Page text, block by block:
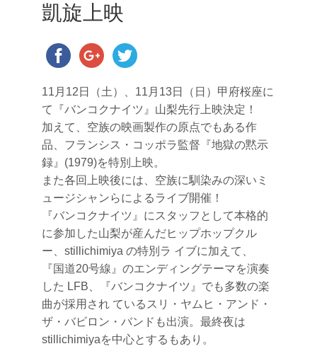
凱旋上映
11月12日（土）、11月13日（日）甲府桜座に
て『バンコクナイツ』山梨先行上映決定！
加えて、空族の映画製作の原点でもある作
品、フランシス・コッポラ監督『地獄の黙示
録』(1979)を特別上映。
また各回上映後には、空族に馴染みの深いミ
ュージシャンらによるライブ開催！
『バンコクナイツ』にスタッフとして本格的
に参加した山梨が産んだヒップホップクル
ー、stillichimiya の特別ラ イブに加えて、
『国道20号線』のエンディングテーマを演奏
した LFB、『バンコクナイツ』でも多数の楽
曲が採用され ているスリ・ヤムヒ・アンド・
ザ・バビロン・バンドも出演。最終夜は
stillichimiyaを中心とする もあり。